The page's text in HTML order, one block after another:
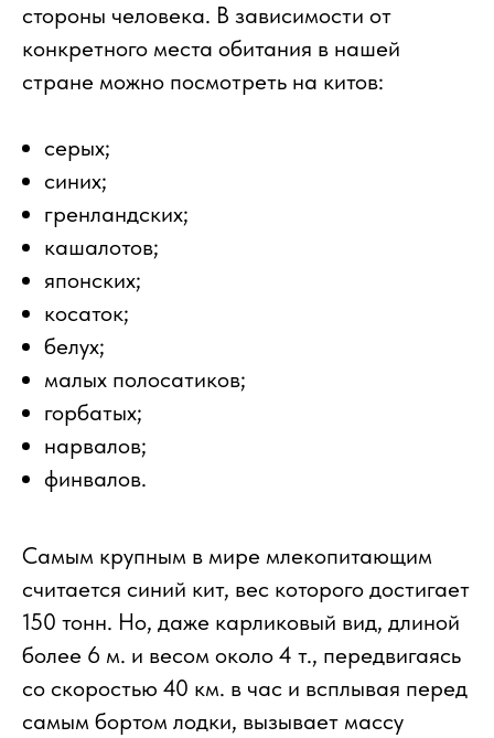
стороны человека. В зависимости от
конкретного места обитания в нашей
стране можно посмотреть на китов:
серых;
синих;
гренландских;
кашалотов;
японских;
косаток;
белух;
малых полосатиков;
горбатых;
нарвалов;
финвалов.
Самым крупным в мире млекопитающим
считается синий кит, вес которого достигает
150 тонн. Но, даже карликовый вид, длиной
более 6 м. и весом около 4 т., передвигаясь
со скоростью 40 км. в час и всплывая перед
самым бортом лодки, вызывает массу